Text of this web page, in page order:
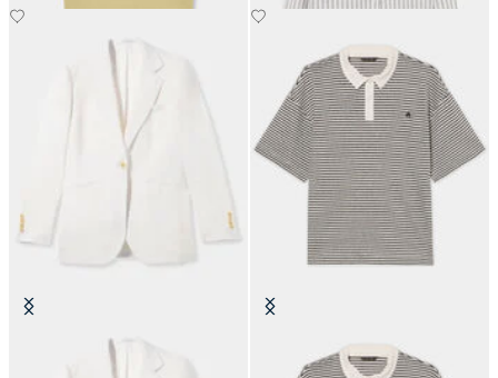
Irish Leinen Einreiher Blazer
Gestreiftes Leinen-Baumwoll-
Jersey-Polo mit Logo